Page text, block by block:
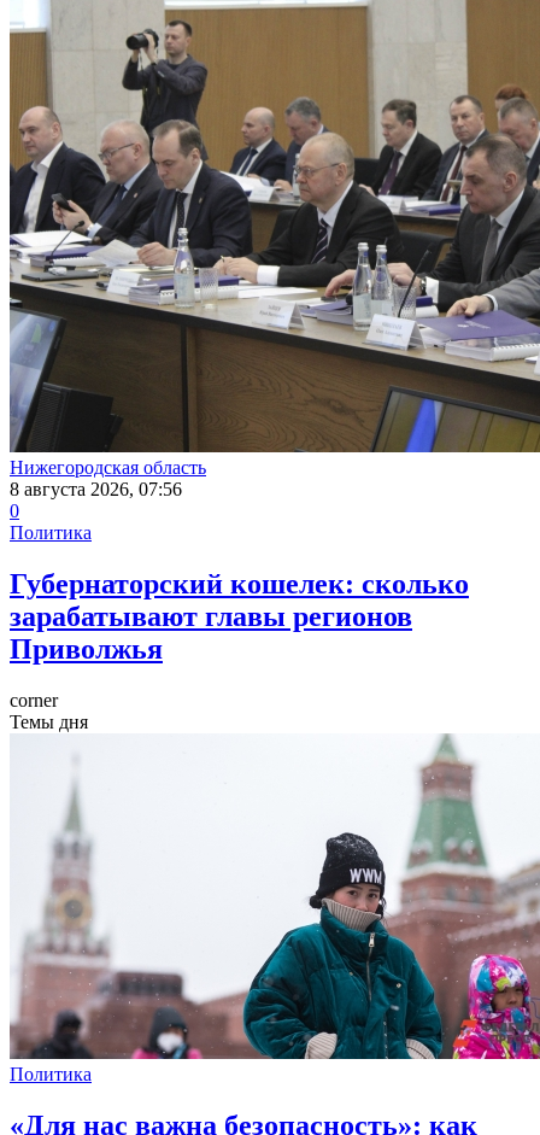
Нижегородская область
8 августа 2026, 07:56
0
Политика
Губернаторский кошелек: сколько
зарабатывают главы регионов
Приволжья
corner
Темы дня
Политика
«Для нас важна безопасность»: как